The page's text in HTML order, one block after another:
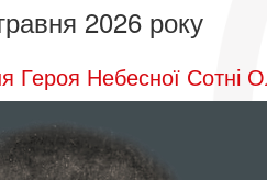
2026 року
Героя Небесної Сотні